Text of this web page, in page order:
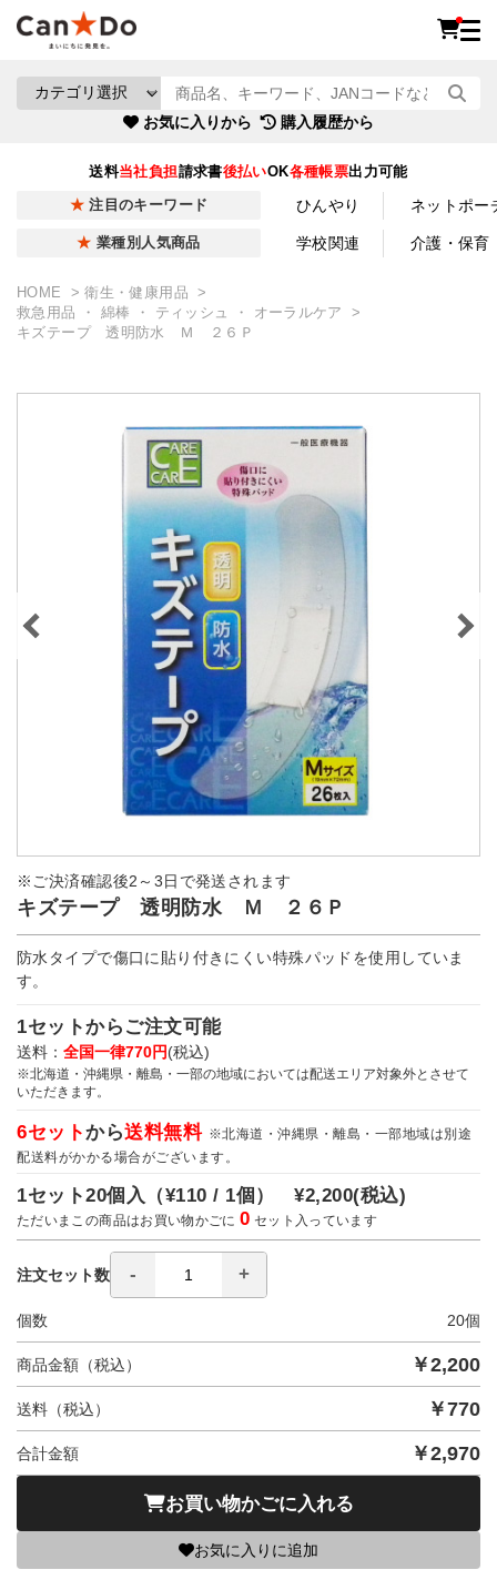
お気に入りから 購入履歴から
送料当社負担請求書後払いOK各種帳票出力可能
注目のキーワード ひんやり ネットポー
業種別人気商品 学校関連 介護・保育
HOME
衛生・健康用品
救急用品 ・ 綿棒 ・ ティッシュ ・ オーラルケア
キズテープ 透明防水 Ｍ ２６Ｐ
※ご決済確認後2～3日で発送されます
キズテープ 透明防水 Ｍ ２６Ｐ
防水タイプで傷口に貼り付きにくい特殊パッドを使用していま
す。
1セットからご注文可能
送料： 全国一律770円(税込)
※北海道・沖縄県・離島・一部の地域においては配送エリア対象外とさせて
いただきます。
6セットから送料無料 ※北海道・沖縄県・離島・一部地域は別途
配送料がかかる場合がございます。
1セット20個入（¥110 / 1個）¥2,200(税込)
ただいまこの商品はお買い物かごに0 セット入っています
注文セット数
個数 20個
商品金額（税込） ￥2,200
送料（税込） ￥770
合計金額 ￥2,970
お買い物かごに入れる
お気に入りに追加